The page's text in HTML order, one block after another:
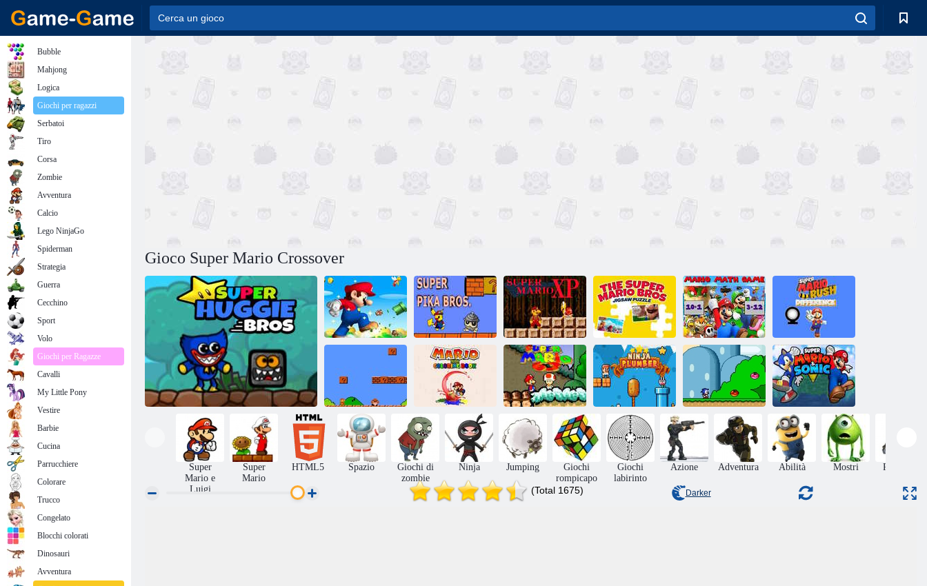
Gioco Super Mario Crossover
Mario: stagione
Fratelli Super
Pika.
Super Mario PE
Il puzzle di
Super Mario
Bros
Gioco di
matematica di
Mario
Super Mario
Rush Differenza
Super Mario
Bros: Trucchi
per due giocatori
Libro da
colorare di
Mario Rush
Super Mario 63 Idraulico Ninja
Sonic in Super
Mario World
Super Mario e
Sonic
Super
Mario e
Luigi
Super
Mario
HTML5 Spazio
Giochi di
zombie
Ninja Jumping
Giochi
rompicapo
Giochi
labirinto
Azione Adventura Abilità Mostri Raccolta
(Total 1675) Darker
Bubble
Mahjong
Logica
Giochi per ragazzi
Serbatoi
Tiro
Corsa
Zombie
Avventura
Calcio
Lego NinjaGo
Spiderman
Strategia
Guerra
Cecchino
Sport
Volo
Giochi per Ragazze
Cavalli
My Little Pony
Vestire
Barbie
Cucina
Parrucchiere
Colorare
Trucco
Congelato
Blocchi colorati
Dinosauri
Avventura